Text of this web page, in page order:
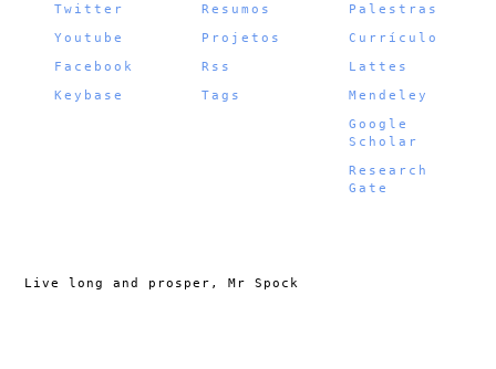
Twitter
Youtube
Facebook
Keybase
Resumos
Projetos
Rss
Tags
Palestras
Currículo
Lattes
Mendeley
Google
Scholar
Research
Gate
Live long and prosper, Mr Spock